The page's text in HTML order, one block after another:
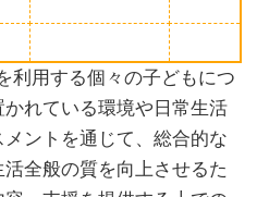
利用する個々の子どもにつ
れている環境や日常生活
ントを通じて、総合的な
全般の質を向上させるた